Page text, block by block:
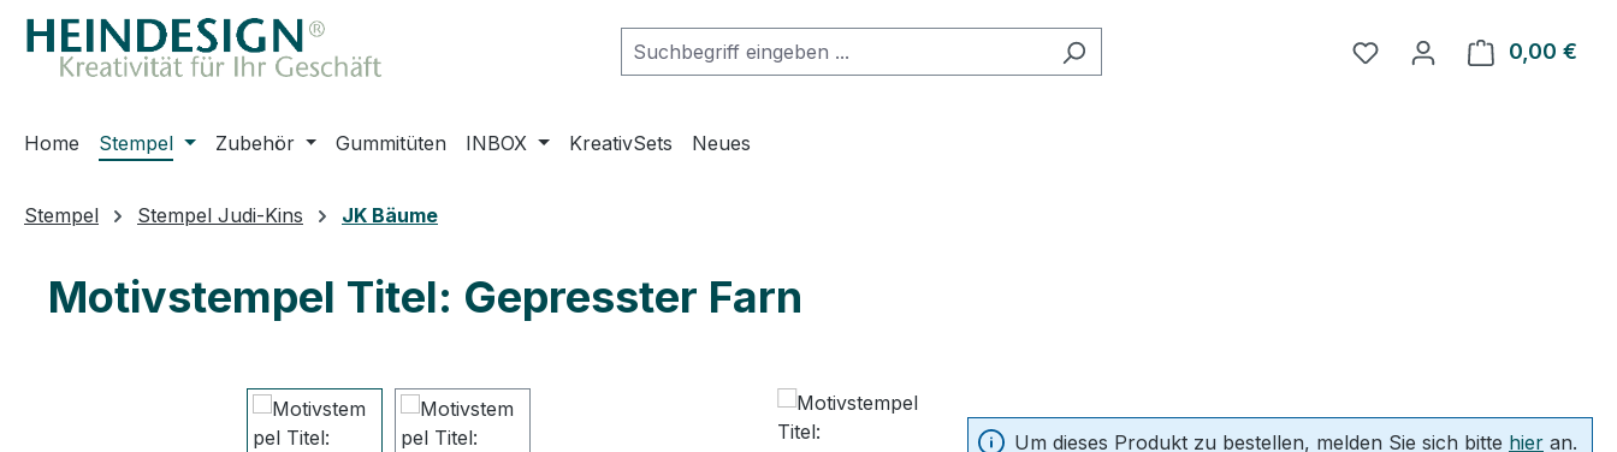
Hauptinhalt springen
Zur Suche springen
Zur Hauptnavigation springen
Du hast 0 Produkte auf
0,00 €
Home Stempel Zubehör Gummitüten INBOX KreativSets Neues
Stempel Stempel Judi-Kins JK Bäume
Motivstempel Titel: Gepresster Farn
Um dieses Produkt zu bestellen, melden Sie sich bitte hier an.